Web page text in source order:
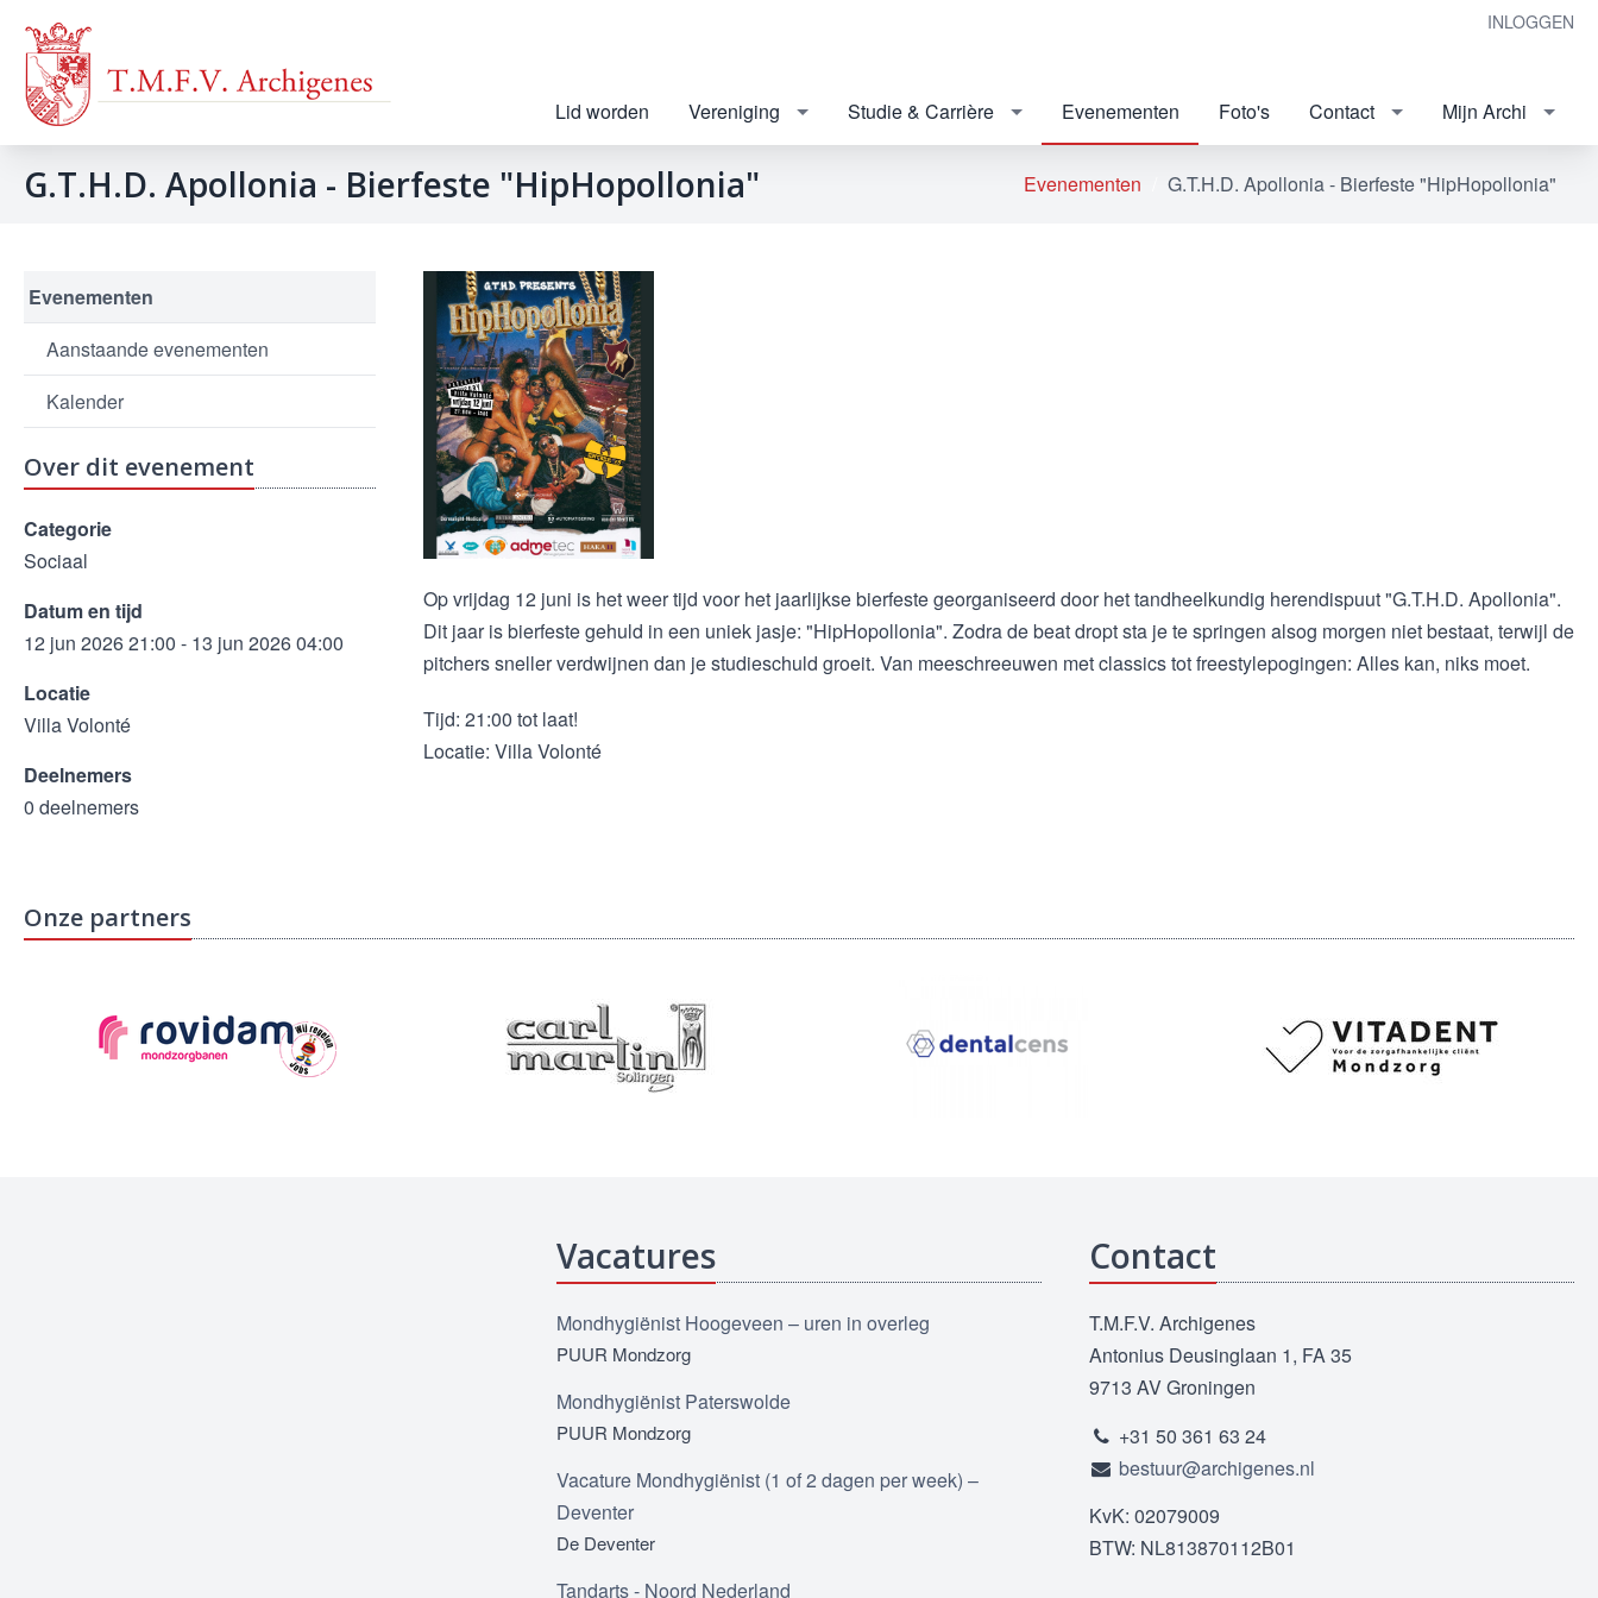
INLOGGEN
Lid worden Vereniging Studie & Carrière Evenementen Foto's Contact Mijn Archi
Evenementen G.T.H.D. Apollonia - Bierfeste "HipHopollonia"
G.T.H.D. Apollonia - Bierfeste "HipHopollonia"
Evenementen
Aanstaande evenementen
Kalender
Over dit evenement
Categorie
Sociaal
Datum en tijd
12 jun 2026 21:00 - 13 jun 2026 04:00
Locatie
Villa Volonté
Deelnemers
0 deelnemers
Op vrijdag 12 juni is het weer tijd voor het jaarlijkse bierfeste georganiseerd door het tandheelkundig herendispuut "G.T.H.D. Apollonia".
Dit jaar is bierfeste gehuld in een uniek jasje: "HipHopollonia". Zodra de beat dropt sta je te springen alsog morgen niet bestaat, terwijl de
pitchers sneller verdwijnen dan je studieschuld groeit. Van meeschreeuwen met classics tot freestylepogingen: Alles kan, niks moet.
Tijd: 21:00 tot laat!
Locatie: Villa Volonté
Onze partners
Vacatures
Mondhygiënist Hoogeveen – uren in overleg
PUUR Mondzorg
Mondhygiënist Paterswolde
PUUR Mondzorg
Vacature Mondhygiënist (1 of 2 dagen per week) –
Deventer
De Deventer
Tandarts - Noord Nederland
Contact
T.M.F.V. Archigenes
Antonius Deusinglaan 1, FA 35
9713 AV Groningen
+31 50 361 63 24
bestuur@archigenes.nl
KvK: 02079009
BTW: NL813870112B01